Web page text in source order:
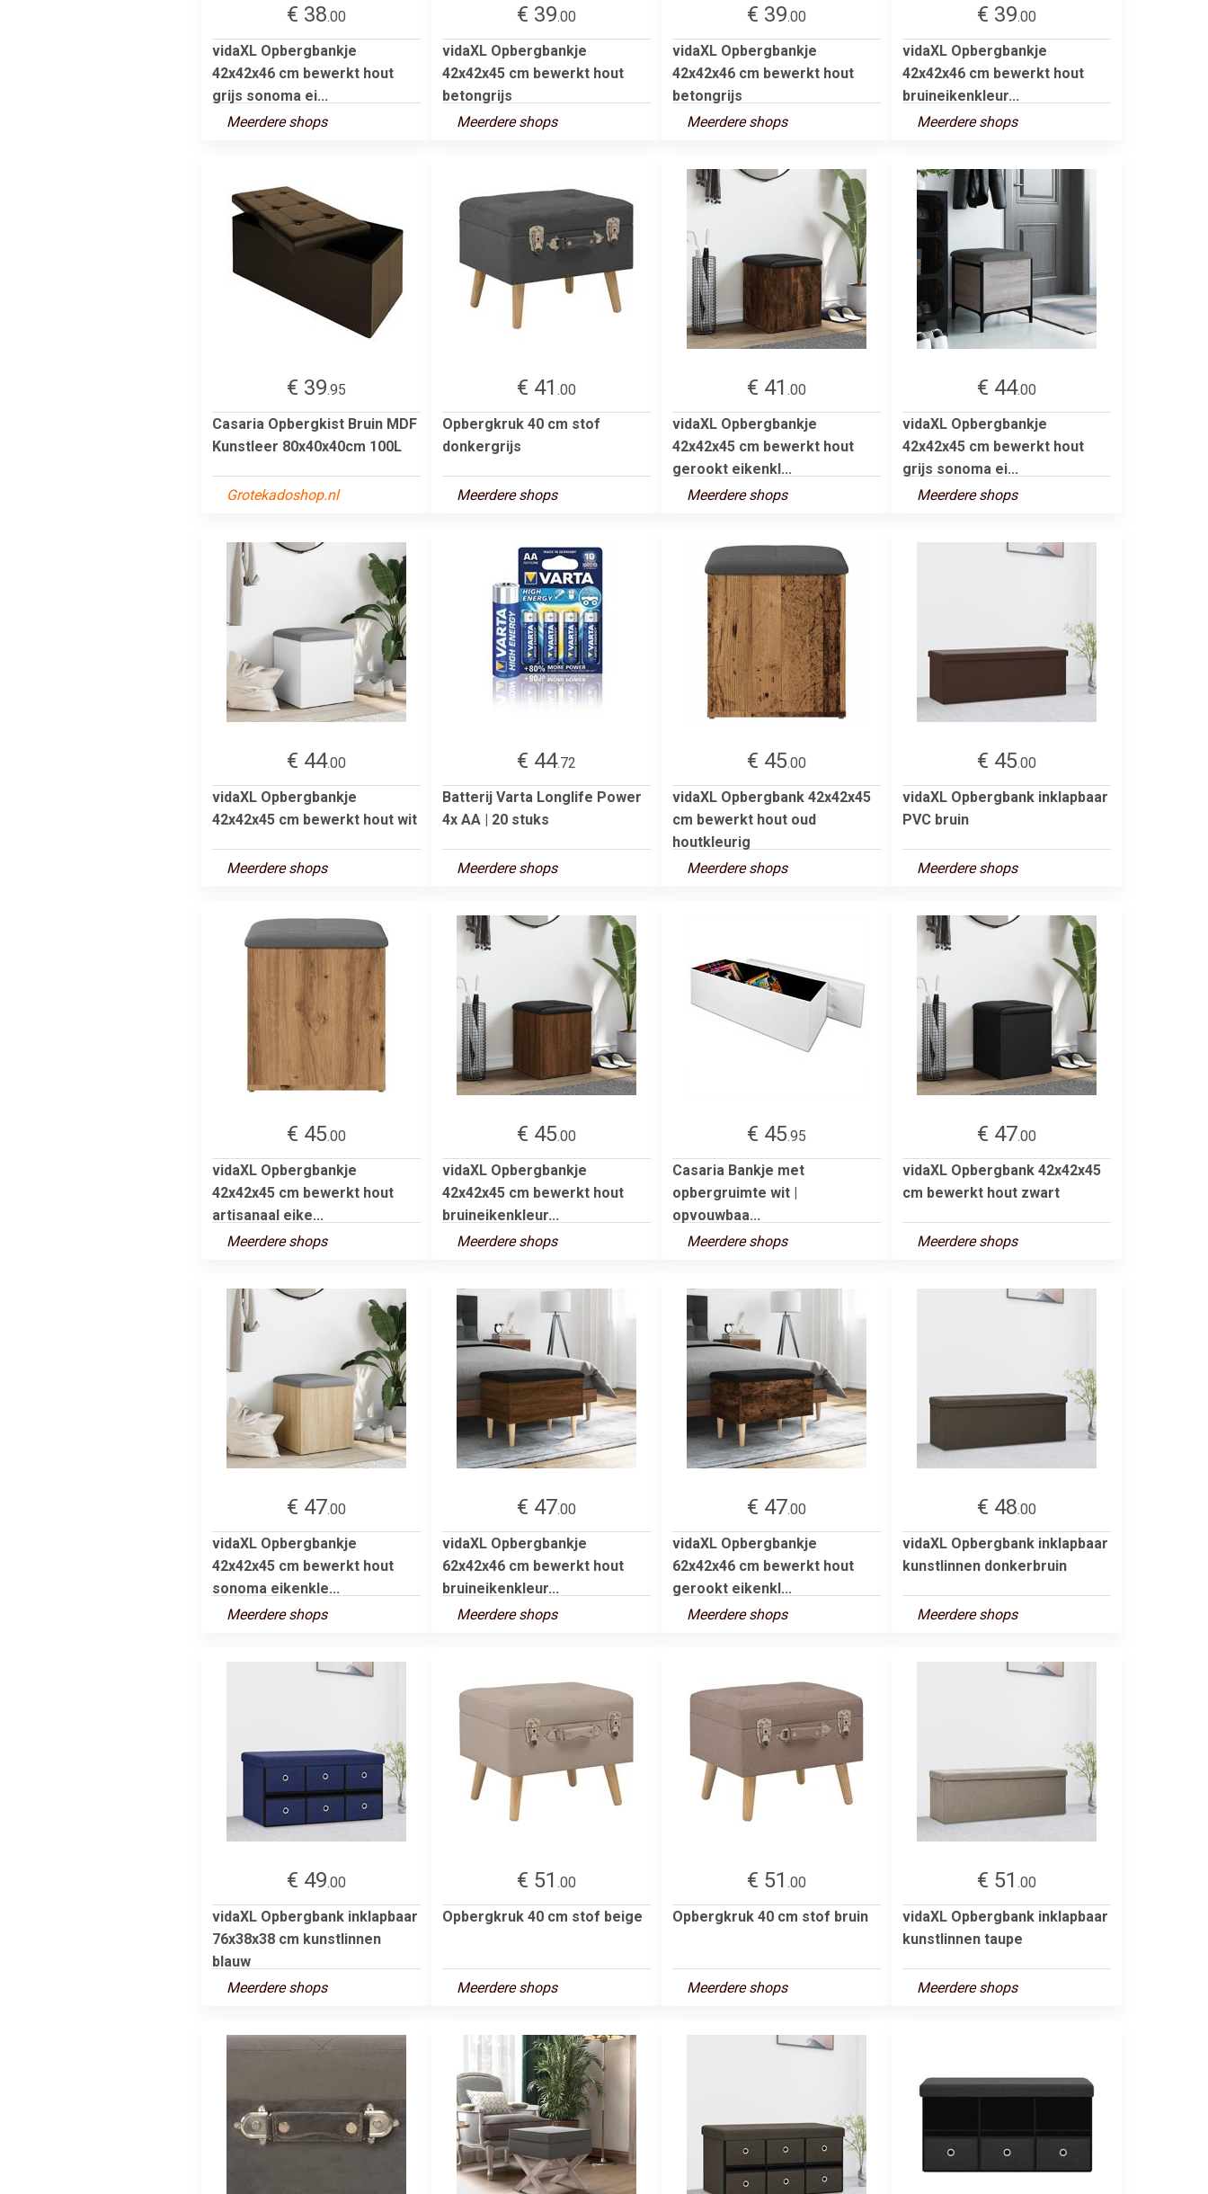
€ 38.00
vidaXL Opbergbankje
42x42x46 cm bewerkt hout
grijs sonoma ei...
Meerdere shops
€ 39.00
vidaXL Opbergbankje
42x42x45 cm bewerkt hout
betongrijs
Meerdere shops
€ 39.00
vidaXL Opbergbankje
42x42x46 cm bewerkt hout
betongrijs
Meerdere shops
€ 39.00
vidaXL Opbergbankje
42x42x46 cm bewerkt hout
bruineikenkleur...
Meerdere shops
€ 39.95
Casaria Opbergkist Bruin MDF
Kunstleer 80x40x40cm 100L
Grotekadoshop.nl
€ 41 .00
Opbergkruk 40 cm stof
donkergrijs
Meerdere shops
€ 41 .00
vidaXL Opbergbankje
42x42x45 cm bewerkt hout
gerookt eikenkl...
Meerdere shops
€ 44.00
vidaXL Opbergbankje
42x42x45 cm bewerkt hout
grijs sonoma ei...
Meerdere shops
€ 44.00
vidaXL Opbergbankje
42x42x45 cm bewerkt hout wit
Meerdere shops
€ 44.72
Batterij Varta Longlife Power
4x AA | 20 stuks
Meerdere shops
€ 45.00
vidaXL Opbergbank 42x42x45
cm bewerkt hout oud
houtkleurig
Meerdere shops
€ 45.00
vidaXL Opbergbank inklapbaar
PVC bruin
Meerdere shops
€ 45.00
vidaXL Opbergbankje
42x42x45 cm bewerkt hout
artisanaal eike...
Meerdere shops
€ 45.00
vidaXL Opbergbankje
42x42x45 cm bewerkt hout
bruineikenkleur...
Meerdere shops
€ 45.95
Casaria Bankje met
opbergruimte wit |
opvouwbaa...
Meerdere shops
€ 47.00
vidaXL Opbergbank 42x42x45
cm bewerkt hout zwart
Meerdere shops
€ 47.00
vidaXL Opbergbankje
42x42x45 cm bewerkt hout
sonoma eikenkle...
Meerdere shops
€ 47.00
vidaXL Opbergbankje
62x42x46 cm bewerkt hout
bruineikenkleur...
Meerdere shops
€ 47.00
vidaXL Opbergbankje
62x42x46 cm bewerkt hout
gerookt eikenkl...
Meerdere shops
€ 48.00
vidaXL Opbergbank inklapbaar
kunstlinnen donkerbruin
Meerdere shops
€ 49.00
vidaXL Opbergbank inklapbaar
76x38x38 cm kunstlinnen
blauw
Meerdere shops
€ 51 .00
Opbergkruk 40 cm stof beige
Meerdere shops
€ 51 .00
Opbergkruk 40 cm stof bruin
Meerdere shops
€ 51 .00
vidaXL Opbergbank inklapbaar
kunstlinnen taupe
Meerdere shops